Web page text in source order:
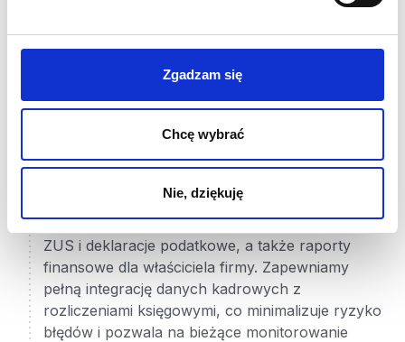
Zgadzam się
Chcę wybrać
Nie, dziękuję
ich integrację z prowadzoną księgowością.
pełnomocnictw w ZUS i — w razie potrzeby —
pełnomocnictw do reprezentacji przed urzędami
obsługę.
Bieżąca obsługa kadrowo-płacowa i księgowa z
cyklicznymi raportami
procedury obsługi kadr, płac i księgowości.
Regularnie przygotowujemy listy płac, zgłoszenia
ZUS i deklaracje podatkowe, a także raporty
finansowe dla właściciela firmy. Zapewniamy
pełną integrację danych kadrowych z
rozliczeniami księgowymi, co minimalizuje ryzyko
błędów i pozwala na bieżące monitorowanie